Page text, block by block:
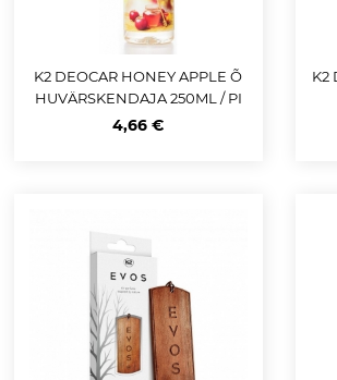
K2 DEOCAR HONEY APPLE Õ
HUVÄRSKENDAJA 250ML / PI
HUSTI
4,66 €
K2